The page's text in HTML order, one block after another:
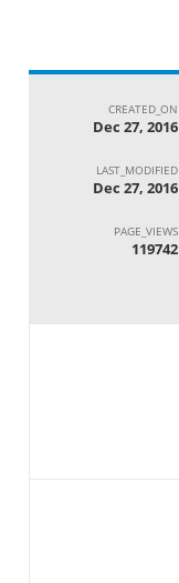
CREATED_ON
Dec 27, 2016
LAST_MODIFIED
Dec 27, 2016
PAGE_VIEWS
119742